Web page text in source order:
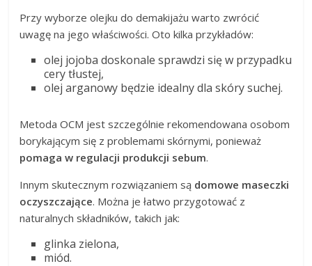
Przy wyborze olejku do demakijażu warto zwrócić
uwagę na jego właściwości. Oto kilka przykładów:
olej jojoba doskonale sprawdzi się w przypadku
cery tłustej,
olej arganowy będzie idealny dla skóry suchej.
Metoda OCM jest szczególnie rekomendowana osobom
borykającym się z problemami skórnymi, ponieważ
pomaga w regulacji produkcji sebum.
Innym skutecznym rozwiązaniem są domowe maseczki
oczyszczające. Można je łatwo przygotować z
naturalnych składników, takich jak:
glinka zielona,
miód.